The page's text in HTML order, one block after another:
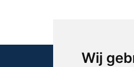
Wij